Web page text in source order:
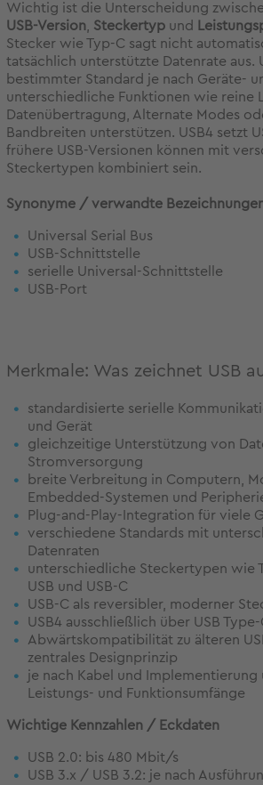
Wichtig ist die Unterscheidung
USB-Version Steckertyp und
Stecker wie Typ-C sagt nicht
tatsächlich unterstützte Datenrate aus.
bestimmter Standard je nach Geräte-
unterschiedliche Funktionen wie reine
Datenübertragung, Alternate Modes
Bandbreiten unterstützen. USB4 setzt
frühere USB-Versionen können mit
Steckertypen kombiniert sein.
Synonyme / verwandte
Universal Serial Bus
USB-Schnittstelle
serielle Universal-Schnittstelle
USB-Port
Merkmale: Was zeichnet USB
standardisierte serielle
und Gerät
gleichzeitige Unterstützung von
Stromversorgung
breite Verbreitung in Computern,
Embedded-Systemen und
Plug-and-Play-Integration für viele
verschiedene Standards mit
Datenraten
unterschiedliche Steckertypen wie
USB und USB-C
USB-C als reversibler, moderner
USB4 ausschließlich über USB
Abwärtskompatibilität zu älteren
zentrales Designprinzip
je nach Kabel und
Leistungs- und Funktionsumfänge
Wichtige Kennzahlen / Eckdaten
USB 2.0: bis 480 Mbit/s
USB 3.x / USB 3.2: je nach